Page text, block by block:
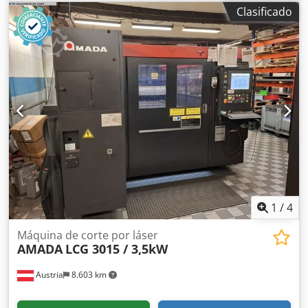
energía: 9 kW Presión de funcionamiento: 275 bar Saliente:
420 mm Velocidad de aproximación: 100 mm/s Velocidad
de trabajo: 10 mm/s Peso aproximado de la máquina: 5,8 t
Espacio requerido (aprox.): 3,8 x 2,4 x 2,95 m Prensa
plegadora CNC, ejes Y1, Y2, X1 y R controlados, armario de
accesorios con su contenido, Dkjdpozpaqfsfx Aixor poco
uso
Clasificado
1 /4
Austria 8.603 km
Máquina de corte por láser
AMADA LCG 3015 / 3,5kW